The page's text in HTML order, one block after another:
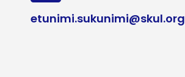
etunimi.sukunimi@skul.org